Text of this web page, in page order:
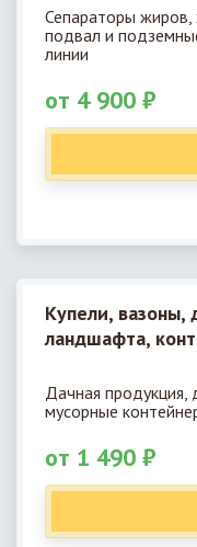
Сепараторы
подвал и
линии
от 4 900 ₽
Купели, вазоны,
ландшафта,
Дачная продукция,
мусорные
от 1 490 ₽